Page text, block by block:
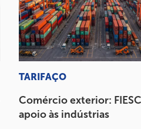
TARIFAÇO
Comércio exterior:
apoio às indústrias